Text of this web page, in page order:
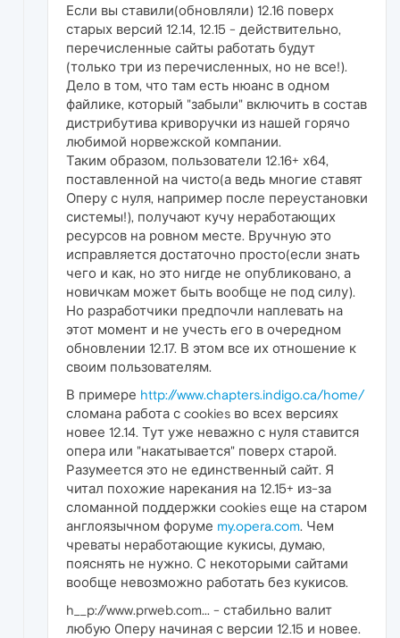
Если вы ставили(обновляли) 12.16 поверх
старых версий 12.14, 12.15 - действительно,
перечисленные сайты работать будут
(только три из перечисленных, но не все!).
Дело в том, что там есть нюанс в одном
файлике, который "забыли" включить в состав
дистрибутива криворучки из нашей горячо
любимой норвежской компании.
Таким образом, пользователи 12.16+ х64,
поставленной на чисто(а ведь многие ставят
Оперу с нуля, например после переустановки
системы!), получают кучу неработающих
ресурсов на ровном месте. Вручную это
исправляется достаточно просто(если знать
чего и как, но это нигде не опубликовано, а
новичкам может быть вообще не под силу).
Но разработчики предпочли наплевать на
этот момент и не учесть его в очередном
обновлении 12.17. В этом все их отношение к
своим пользователям.
В примере http://www.chapters.indigo.ca/home/
сломана работа с cookies во всех версиях
новее 12.14. Тут уже неважно с нуля ставится
опера или "накатывается" поверх старой.
Разумеется это не единственный сайт. Я
читал похожие нарекания на 12.15+ из-за
сломанной поддержки cookies еще на старом
англоязычном форуме my.opera.com. Чем
чреваты неработающие кукисы, думаю,
пояснять не нужно. С некоторыми сайтами
вообще невозможно работать без кукисов.
h__p://www.prweb.com... - стабильно валит
любую Оперу начиная с версии 12.15 и новее.